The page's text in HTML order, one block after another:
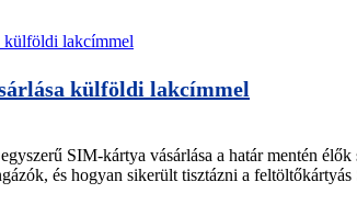
külföldi lakcímmel
SIM-kártya vásárlása a határ mentén
és hogyan sikerült tisztázni a